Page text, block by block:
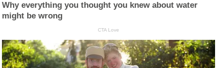
Why everything you thought you knew about water
might be wrong
CTA Love